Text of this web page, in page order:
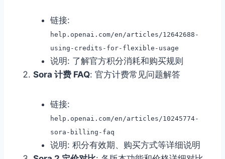
链接:
help.openai.com/en/articles/12642688-
using-credits-for-flexible-usage
说明: 了解官方积分消耗和购买规则
Sora 计费 FAQ: 官方计费常见问题解答
链接:
help.openai.com/en/articles/10245774-
sora-billing-faq
说明: 积分有效期、购买方式等详细说明